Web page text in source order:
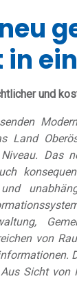
neu
und
Land
Das
und
von
Sicht